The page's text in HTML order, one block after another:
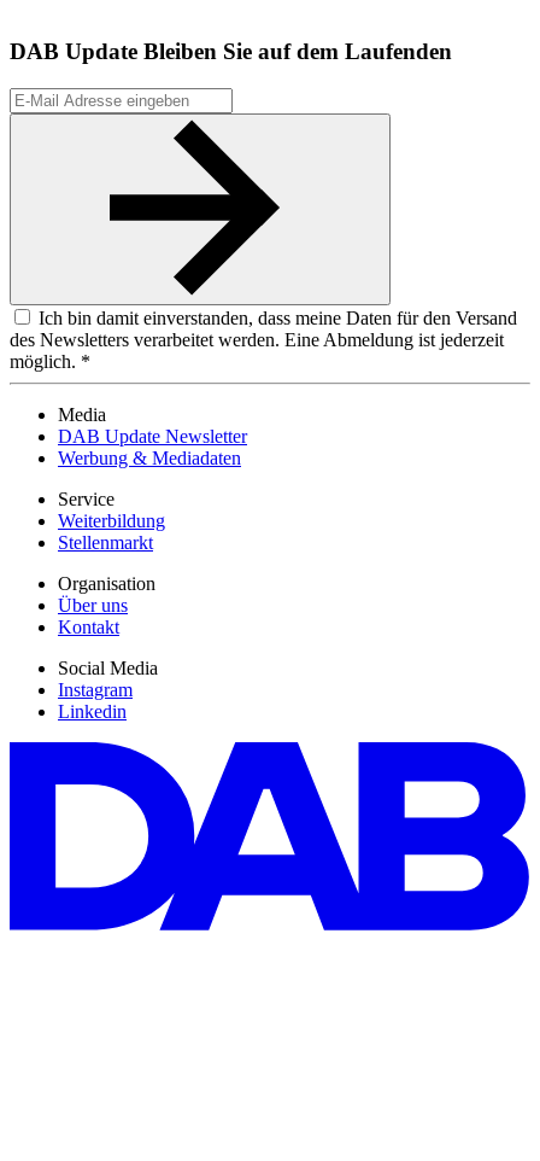
DAB Update Bleiben Sie auf dem Laufenden
Ich bin damit einverstanden, dass meine Daten für den Versand
des Newsletters verarbeitet werden. Eine Abmeldung ist jederzeit
möglich. *
Media
DAB Update Newsletter
Werbung & Mediadaten
Service
Weiterbildung
Stellenmarkt
Organisation
Über uns
Kontakt
Social Media
Instagram
Linkedin